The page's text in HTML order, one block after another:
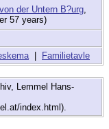
der Untern B?urg
57 years)
| Familietavle
Lemmel Hans-
index.html).